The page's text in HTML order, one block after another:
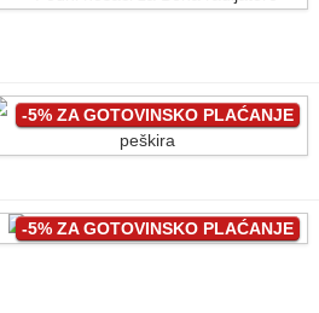
-5% ZA GOTOVINSKO PLAĆANJE
-5% ZA GOTOVINSKO PLAĆANJE